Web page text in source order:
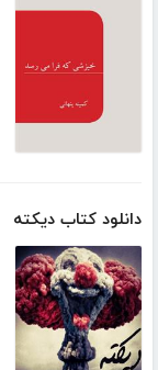
دانلود کتاب دیکته